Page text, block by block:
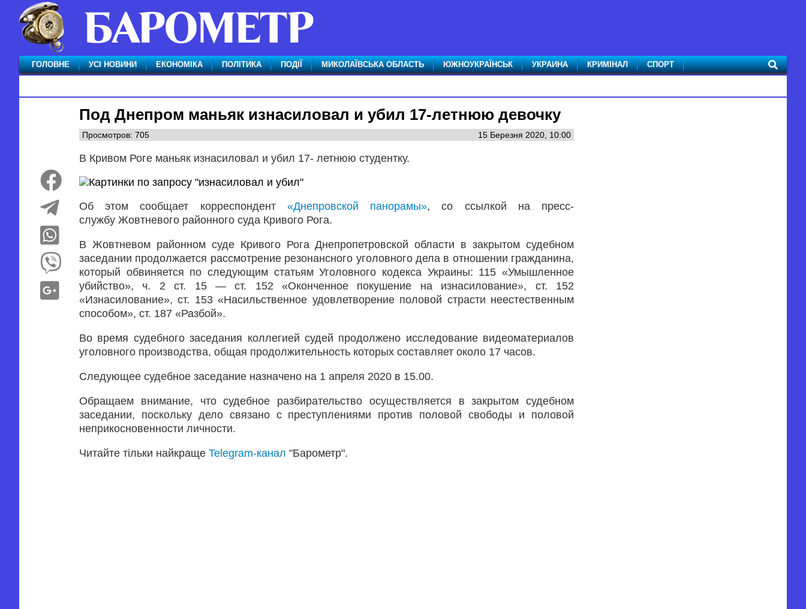
ГОЛОВНЕ УСІ НОВИНИ ЕКОНОМІКА ПОЛІТИКА ПОДІЇ МИКОЛАЇВСЬКА ОБЛАСТЬ ЮЖНОУКРАЇНСЬК УКРАИНА КРИМІНАЛ СПОРТ
Под Днепром маньяк изнасиловал и убил 17-летнюю девочку
Просмотров: 705 15 Березня 2020, 10:00
В Кривом Роге маньяк изнасиловал и убил 17- летнюю студентку.
Об этом сообщает корреспондент «Днепровской панорамы», со ссылкой на пресс-
службу Жовтневого районного суда Кривого Рога.
В Жовтневом районном суде Кривого Рога Днепропетровской области в закрытом судебном
заседании продолжается рассмотрение резонансного уголовного дела в отношении гражданина,
который обвиняется по следующим статьям Уголовного кодекса Украины: 115 «Умышленное
убийство», ч. 2 ст. 15 — ст. 152 «Оконченное покушение на изнасилование», ст. 152
«Изнасилование», ст. 153 «Насильственное удовлетворение половой страсти неестественным
способом», ст. 187 «Разбой».
Во время судебного заседания коллегией судей продолжено исследование видеоматериалов
уголовного производства, общая продолжительность которых составляет около 17 часов.
Следующее судебное заседание назначено на 1 апреля 2020 в 15.00.
Обращаем внимание, что судебное разбирательство осуществляется в закрытом судебном
заседании, поскольку дело связано с преступлениями против половой свободы и половой
неприкосновенности личности.
Читайте тільки найкраще Telegram-канал "Барометр".